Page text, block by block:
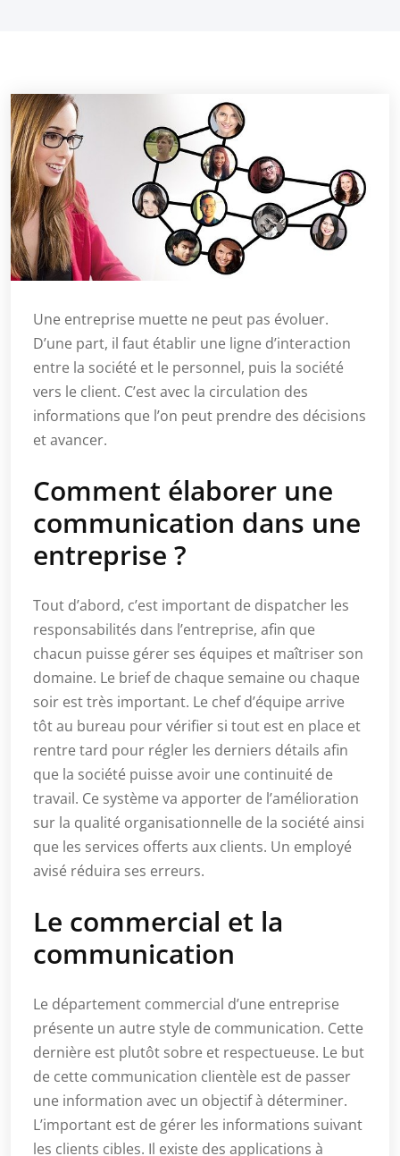
Une entreprise muette ne peut pas évoluer.
D’une part, il faut établir une ligne d’interaction
entre la société et le personnel, puis la société
vers le client. C’est avec la circulation des
informations que l’on peut prendre des décisions
et avancer.
Comment élaborer une
communication dans une
entreprise ?
Tout d’abord, c’est important de dispatcher les
responsabilités dans l’entreprise, afin que
chacun puisse gérer ses équipes et maîtriser son
domaine. Le brief de chaque semaine ou chaque
soir est très important. Le chef d’équipe arrive
tôt au bureau pour vérifier si tout est en place et
rentre tard pour régler les derniers détails afin
que la société puisse avoir une continuité de
travail. Ce système va apporter de l’amélioration
sur la qualité organisationnelle de la société ainsi
que les services offerts aux clients. Un employé
avisé réduira ses erreurs.
Le commercial et la
communication
Le département commercial d’une entreprise
présente un autre style de communication. Cette
dernière est plutôt sobre et respectueuse. Le but
de cette communication clientèle est de passer
une information avec un objectif à déterminer.
L’important est de gérer les informations suivant
les clients cibles. Il existe des applications à